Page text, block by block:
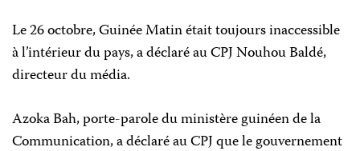
Le 26 octobre, Guinée Matin était toujours inaccessible
à l’intérieur du pays, a déclaré au CPJ Nouhou Baldé,
directeur du média.
Azoka Bah, porte-parole du ministère guinéen de la
Communication, a déclaré au CPJ que le gouvernement